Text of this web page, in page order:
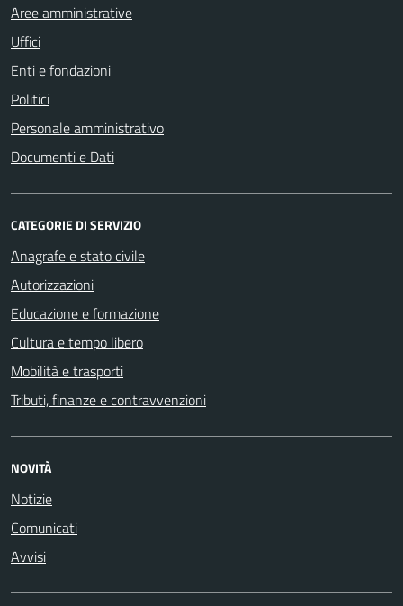
Aree amministrative
Uffici
Enti e fondazioni
Politici
Personale amministrativo
Documenti e Dati
CATEGORIE DI SERVIZIO
Anagrafe e stato civile
Autorizzazioni
Educazione e formazione
Cultura e tempo libero
Mobilità e trasporti
Tributi, finanze e contravvenzioni
NOVITÀ
Notizie
Comunicati
Avvisi